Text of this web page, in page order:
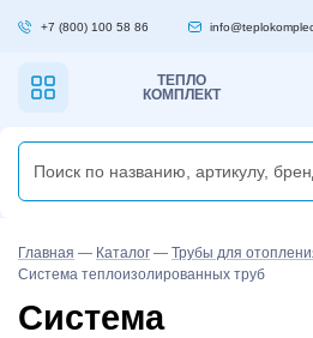
+7 (800) 100 58 86
ТЕПЛО
КОМПЛЕКТ
Главная — Каталог — Трубы для
Система теплоизолированных труб
Система